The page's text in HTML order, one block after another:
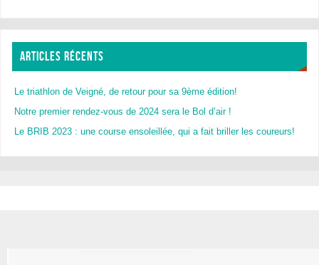
ARTICLES RÉCENTS
Le triathlon de Veigné, de retour pour sa 9ème édition!
Notre premier rendez-vous de 2024 sera le Bol d’air !
Le BRIB 2023 : une course ensoleillée, qui a fait briller les coureurs!